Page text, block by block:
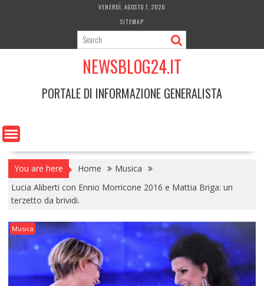
VENERDÌ, AGOSTO 7, 2026
SITEMAP
NEWSBLOG24.IT
PORTALE DI INFORMAZIONE GENERALISTA
You are here Home
Musica
Lucia Aliberti con Ennio Morricone 2016 e Mattia Briga: un
terzetto da brividi.
Musica